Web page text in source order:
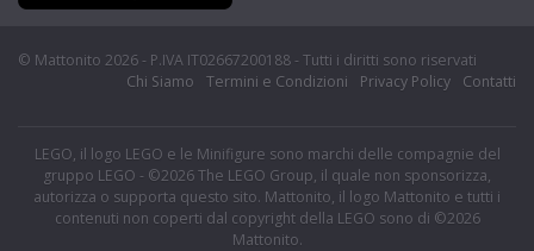
© Mattonito 2026 - P.IVA IT02667200188 - Tutti i diritti sono riservati
Chi Siamo
Termini e Condizioni Privacy Policy Contatti
LEGO, il logo LEGO e le Minifigure sono marchi delle compagnie del
gruppo LEGO - ©2026 The LEGO Group, il quale non sponsorizza,
autorizza o supporta questo sito. Mattonito, il logo Mattonito e tutti i
contenuti non coperti dal copyright della LEGO sono di ©2026
Mattonito.